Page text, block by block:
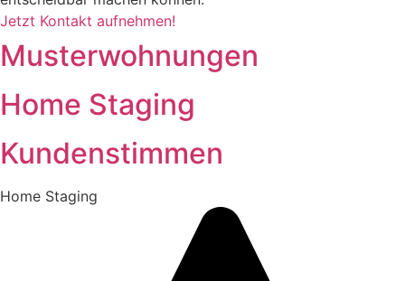
Jetzt Kontakt aufnehmen!
Musterwohnungen
Home Staging
Kundenstimmen
Home Staging